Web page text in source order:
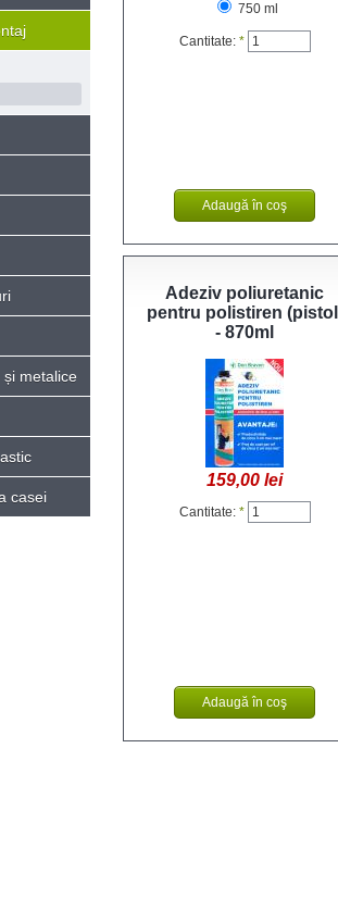
și metalice
casei
750 ml
Cantitate: *
Adeziv poliuretanic
pentru polistiren
- 870ml
159,00 lei
Cantitate: *